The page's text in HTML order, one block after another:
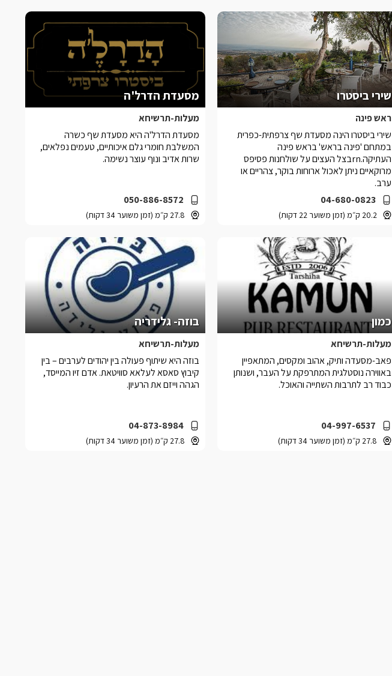
שירי ביסטרו
ראש פינה
04-680-0823
20.2 ק״מ (זמן משוער 22 דקות)
שירי ביסטרו הינה מסעדת שף צרפתית-כפרית
במתחם 'פינה בראש' בראש פינה
העתיקה.rnבצל העצים על שולחנות פסיפס
מרוקאיים ניתן לאכול ארוחות בוקר, צהריים או
ערב.
מסעדת הדרל'ה
מעלות-תרשיחא
050-886-8572
27.8 ק״מ (זמן משוער 34 דקות)
מסעדת הדרל'ה היא מסעדת שף כשרה
המשלבת חומרי גלם איכותיים, טעמים נפלאים,
שרות אדיב ונוף עוצר נשימה.
כמון
מעלות-תרשיחא
04-997-6537
27.8 ק״מ (זמן משוער 34 דקות)
פאב-מסעדה ותיק, אהוב ומקסים, המתאפיין
באווירה נוסטלגית המתרפקת על העבר, ושנותן
כבוד רב לתרבות השתייה והאוכל.
בוזה- גלידריה
מעלות-תרשיחא
04-873-8984
27.8 ק״מ (זמן משוער 34 דקות)
בוזה היא שיתוף פעולה בין יהודים לערבים – בין
קיבוץ סאסא לעלאא סוויטאת. אדם זיו המייסד,
הגהה וייזם את הרעיון.